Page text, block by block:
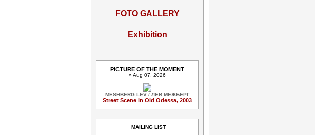
FOTO GALLERY
Exhibition
PICTURE OF THE MOMENT
» Aug 07, 2026
MESHBERG LEV / ЛЕВ МЕЖБЕРГ
Street Scene in Old Odessa, 2003
MAILING LIST